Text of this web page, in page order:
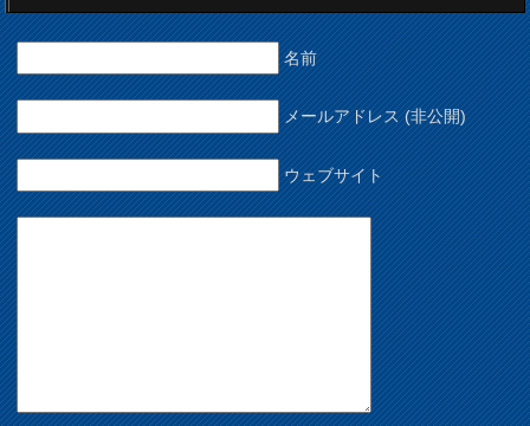
名前
メールアドレス (非公開)
ウェブサイト